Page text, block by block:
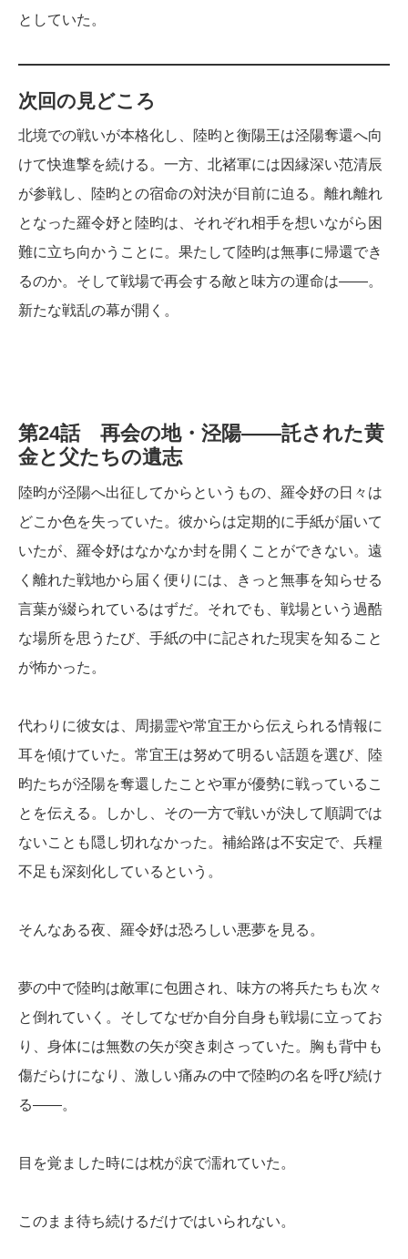
としていた。
次回の見どころ
北境での戦いが本格化し、陸昀と衡陽王は泾陽奪還へ向
けて快進撃を続ける。一方、北褚軍には因縁深い范清辰
が参戦し、陸昀との宿命の対決が目前に迫る。離れ離れ
となった羅令妤と陸昀は、それぞれ相手を想いながら困
難に立ち向かうことに。果たして陸昀は無事に帰還でき
るのか。そして戦場で再会する敵と味方の運命は――。
新たな戦乱の幕が開く。
第24話 再会の地・泾陽――託された黄
金と父たちの遺志
陸昀が泾陽へ出征してからというもの、羅令妤の日々は
どこか色を失っていた。彼からは定期的に手紙が届いて
いたが、羅令妤はなかなか封を開くことができない。遠
く離れた戦地から届く便りには、きっと無事を知らせる
言葉が綴られているはずだ。それでも、戦場という過酷
な場所を思うたび、手紙の中に記された現実を知ること
が怖かった。
代わりに彼女は、周揚霊や常宜王から伝えられる情報に
耳を傾けていた。常宜王は努めて明るい話題を選び、陸
昀たちが泾陽を奪還したことや軍が優勢に戦っているこ
とを伝える。しかし、その一方で戦いが決して順調では
ないことも隠し切れなかった。補給路は不安定で、兵糧
不足も深刻化しているという。
そんなある夜、羅令妤は恐ろしい悪夢を見る。
夢の中で陸昀は敵軍に包囲され、味方の将兵たちも次々
と倒れていく。そしてなぜか自分自身も戦場に立ってお
り、身体には無数の矢が突き刺さっていた。胸も背中も
傷だらけになり、激しい痛みの中で陸昀の名を呼び続け
る――。
目を覚ました時には枕が涙で濡れていた。
このまま待ち続けるだけではいられない。